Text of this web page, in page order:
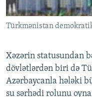
AZADLIQRADIOSU MOBIL
BIZIMLƏ ƏLAQƏ
RFE/RL-in bütün
Türkmənistan
Xəzərin statusundan
dövlətlərdən biri də
Azərbaycanla hələki
su sərhədi rolunu